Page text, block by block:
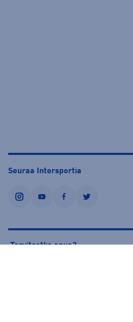
Seuraa Intersportia
instagramyoutubefacebooktwitter
Tarvitsetko apua?